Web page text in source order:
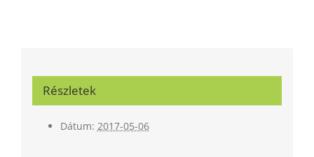
Részletek
Dátum: 2017-05-06